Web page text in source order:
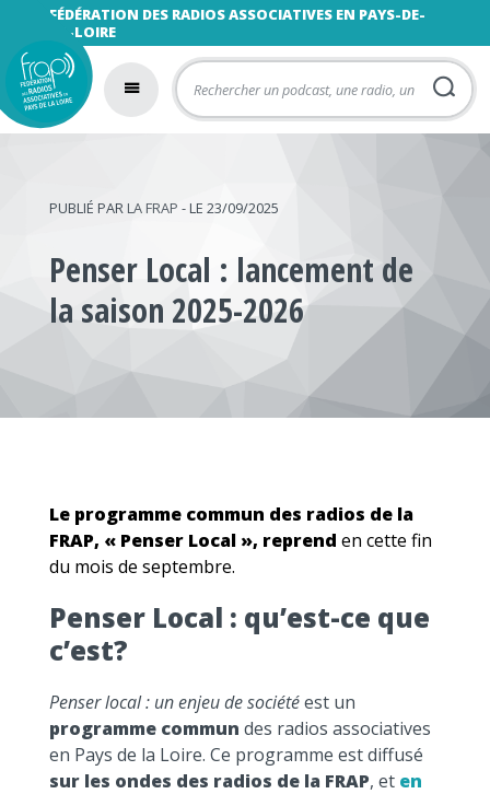
FÉDÉRATION DES RADIOS ASSOCIATIVES EN PAYS-DE-
LA-LOIRE
PUBLIÉ PAR LA FRAP - LE 23/09/2025
Penser Local : lancement de
la saison 2025-2026
Le programme commun des radios de la
FRAP, « Penser Local », reprend en cette fin
du mois de septembre.
Penser Local : qu’est-ce que
c’est?
Penser local : un enjeu de sociétéest un
programme commun des radios associatives
en Pays de la Loire. Ce programme est diffusé
sur les ondes des radios de la FRAP, et en